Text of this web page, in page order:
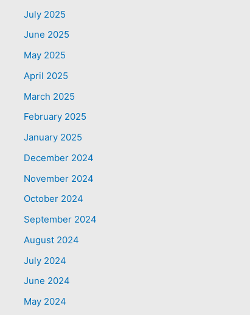
July 2025
June 2025
May 2025
April 2025
March 2025
February 2025
January 2025
December 2024
November 2024
October 2024
September 2024
August 2024
July 2024
June 2024
May 2024